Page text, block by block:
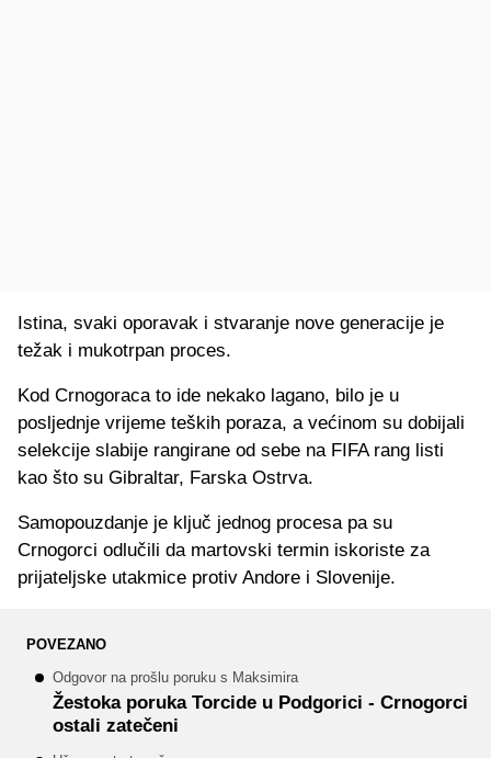
Istina, svaki oporavak i stvaranje nove generacije je
težak i mukotrpan proces.
Kod Crnogoraca to ide nekako lagano, bilo je u
posljednje vrijeme teških poraza, a većinom su dobijali
selekcije slabije rangirane od sebe na FIFA rang listi
kao što su Gibraltar, Farska Ostrva.
Samopouzdanje je ključ jednog procesa pa su
Crnogorci odlučili da martovski termin iskoriste za
prijateljske utakmice protiv Andore i Slovenije.
POVEZANO
Odgovor na prošlu poruku s Maksimira
Žestoka poruka Torcide u Podgorici - Crnogorci
ostali zatečeni